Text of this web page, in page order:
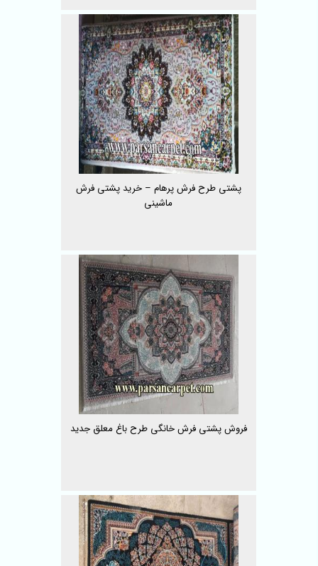
پشتی طرح فرش پرهام – خرید پشتی فرش
ماشینی
فروش پشتی فرش خانگی طرح باغ معلق جدید